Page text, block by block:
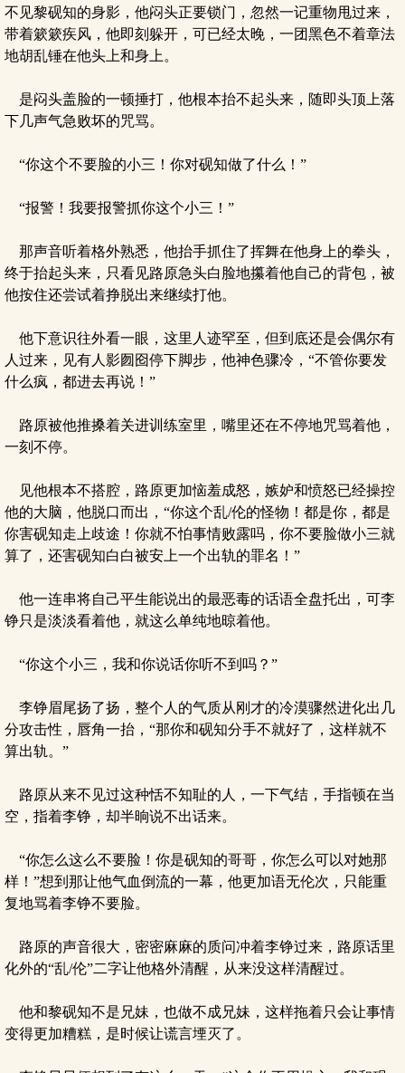
不见黎砚知的身影，他闷头正要锁门，忽然一记重物甩过来，
带着簌簌疾风，他即刻躲开，可已经太晚，一团黑色不着章法
地胡乱锤在他头上和身上。
是闷头盖脸的一顿捶打，他根本抬不起头来，随即头顶上落
下几声气急败坏的咒骂。
“你这个不要脸的小三！你对砚知做了什么！”
“报警！我要报警抓你这个小三！”
那声音听着格外熟悉，他抬手抓住了挥舞在他身上的拳头，
终于抬起头来，只看见路原急头白脸地攥着他自己的背包，被
他按住还尝试着挣脱出来继续打他。
他下意识往外看一眼，这里人迹罕至，但到底还是会偶尔有
人过来，见有人影囫囵停下脚步，他神色骤冷，“不管你要发
什么疯，都进去再说！”
路原被他推搡着关进训练室里，嘴里还在不停地咒骂着他，
一刻不停。
见他根本不搭腔，路原更加恼羞成怒，嫉妒和愤怒已经操控
他的大脑，他脱口而出，“你这个乱/伦的怪物！都是你，都是
你害砚知走上歧途！你就不怕事情败露吗，你不要脸做小三就
算了，还害砚知白白被安上一个出轨的罪名！”
他一连串将自己平生能说出的最恶毒的话语全盘托出，可李
铮只是淡淡看着他，就这么单纯地晾着他。
“你这个小三，我和你说话你听不到吗？”
李铮眉尾扬了扬，整个人的气质从刚才的冷漠骤然进化出几
分攻击性，唇角一抬，“那你和砚知分手不就好了，这样就不
算出轨。”
路原从来不见过这种恬不知耻的人，一下气结，手指顿在当
空，指着李铮，却半晌说不出话来。
“你怎么这么不要脸！你是砚知的哥哥，你怎么可以对她那
样！”想到那让他气血倒流的一幕，他更加语无伦次，只能重
复地骂着李铮不要脸。
路原的声音很大，密密麻麻的质问冲着李铮过来，路原话里
化外的“乱/伦”二字让他格外清醒，从来没这样清醒过。
他和黎砚知不是兄妹，也做不成兄妹，这样拖着只会让事情
变得更加糟糕，是时候让谎言堙灭了。